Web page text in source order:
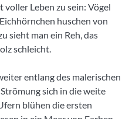
Leben zu sein: Vögel
huschen von
sieht man ein Reh, das
schleicht.
entlang des malerischen
sich in die weite
blühen die ersten